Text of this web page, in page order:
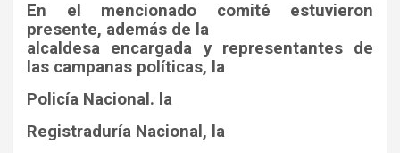
En el mencionado comité estuvieron
presente, además de la
alcaldesa encargada y representantes de
las campanas políticas, la
Policía Nacional. la
Registraduría Nacional, la